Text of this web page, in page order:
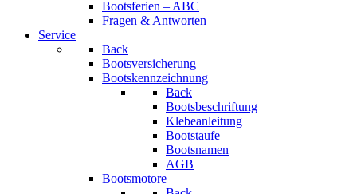
Bootsferien – ABC
Fragen & Antworten
Service
Back
Bootsversicherung
Bootskennzeichnung
Back
Bootsbeschriftung
Klebeanleitung
Bootstaufe
Bootsnamen
AGB
Bootsmotore